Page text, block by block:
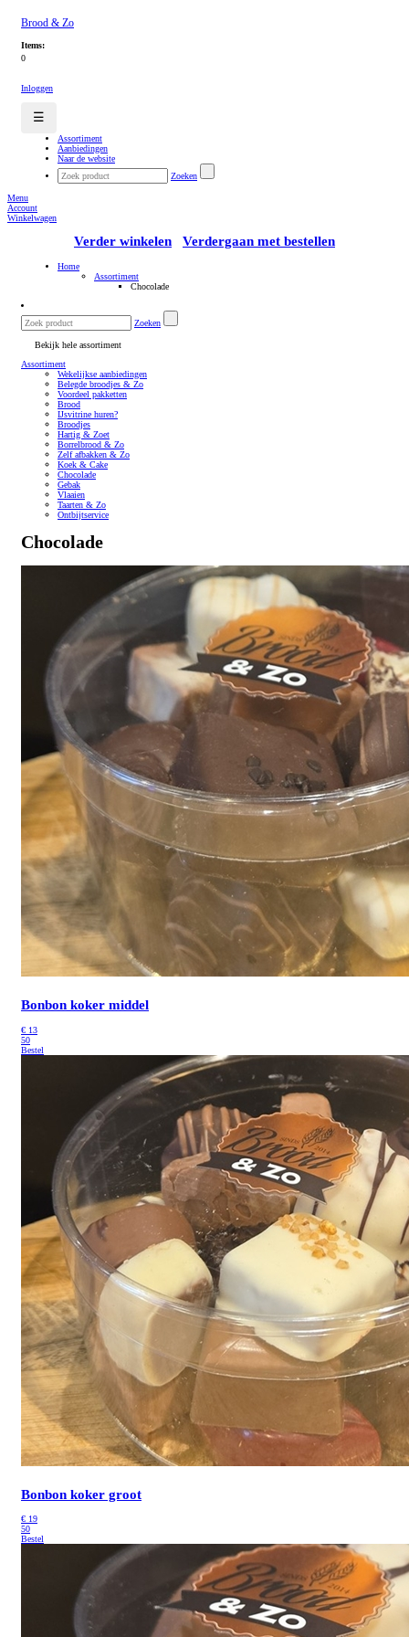
Brood & Zo
Items:
0
Inloggen
☰
Assortiment
Aanbiedingen
Naar de website
Zoeken
Menu
Account
Winkelwagen
Verder winkelen Verdergaan met bestellen
Home
Assortiment
Chocolade
Zoeken
Bekijk hele assortiment
Assortiment
Wekelijkse aanbiedingen
Belegde broodjes & Zo
Voordeel pakketten
Brood
IJsvitrine huren?
Broodjes
Hartig & Zoet
Borrelbrood & Zo
Zelf afbakken & Zo
Koek & Cake
Chocolade
Gebak
Vlaaien
Taarten & Zo
Ontbijtservice
Chocolade
Bonbon koker middel
€ 13
50
Bestel
Bonbon koker groot
€ 19
50
Bestel